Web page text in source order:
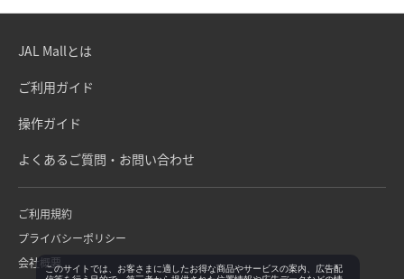
JAL Mallとは
ご利用ガイド
操作ガイド
よくあるご質問・お問い合わせ
ご利用規約
プライバシーポリシー
会社概要このサイトでは、お客さまに適したお得な商品やサービスの案内、広告配